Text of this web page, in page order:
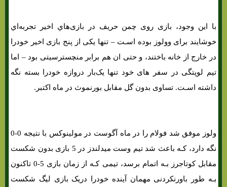
با این وجود، بازی روی چمن حریف در بازی‌هاي‌ اخیر تجربه‌اي
خوشایند برای وولوز بوده اسـت – تنها یکی از پنج بازی اخیر خودرا
در خارج از خانه باختند، و حتی ان هم برابر منچسترسیتی بود – اما
تیم لوپتگی در سفر های خود تنها یک‌بار دروازه خودرا بسته نگه
داشته اسـت. تساوی بدون گل مقابل بورنموث در ماه اکتبر.
ولوز موفق شد فولام را در ماه آگوست در مولینوکس با نتیجه 0-0
نگه دارد، کـه باعث شد تیم وست میدلندز در 5 بازی بدون شکست
مقابل کوتاجرز بـه اتمام برسد، تیمی کـه از زمان بازی 5-0 تاکنون
بـه طور باورنکردنی مهمان آینده خودرا دریک بازی لیگ شکست